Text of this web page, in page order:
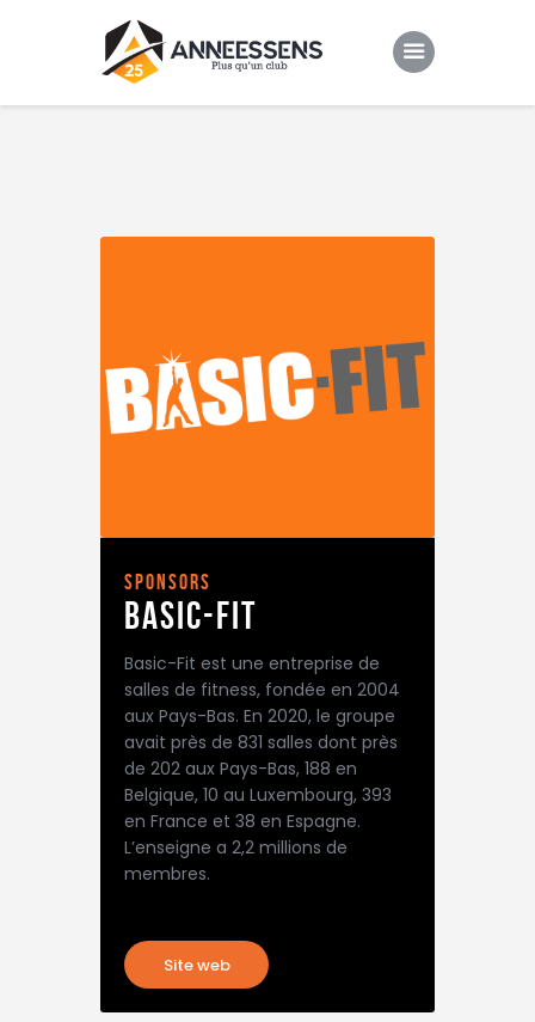
Gallery
sponsors
basic-fit
Basic-Fit est une entreprise de
salles de fitness, fondée en 2004
aux Pays-Bas. En 2020, le groupe
avait près de 831 salles dont près
de 202 aux Pays-Bas, 188 en
Belgique, 10 au Luxembourg, 393
en France et 38 en Espagne.
L’enseigne a 2,2 millions de
membres.
Site web